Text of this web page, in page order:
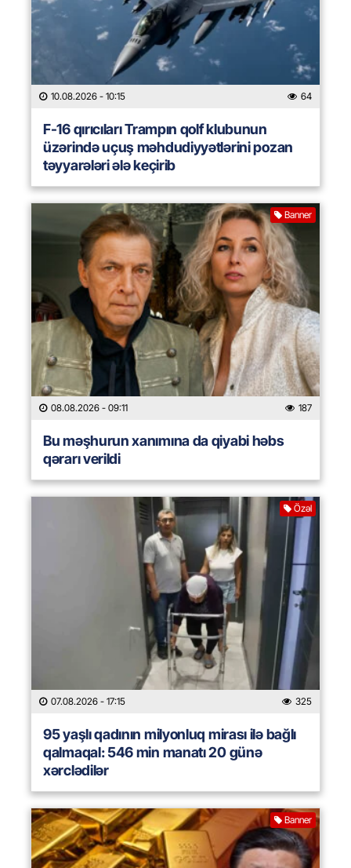
10.08.2026 - 10:15 64
F-16 qırıcıları Trampın qolf klubunun
üzərində uçuş məhdudiyyətlərini pozan
təyyarələri ələ keçirib
Banner
08.08.2026 - 09:11 187
Bu məşhurun xanımına da qiyabi həbs
qərarı verildi
Özəl
07.08.2026 - 17:15 325
95 yaşlı qadının milyonluq mirası ilə bağlı
qalmaqal: 546 min manatı 20 günə
xərclədilər
Banner